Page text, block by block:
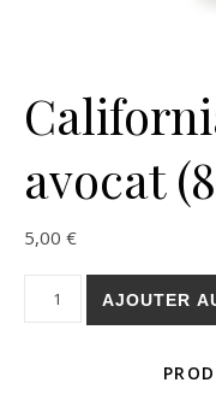
avocat
5,00 €
AJOUTER